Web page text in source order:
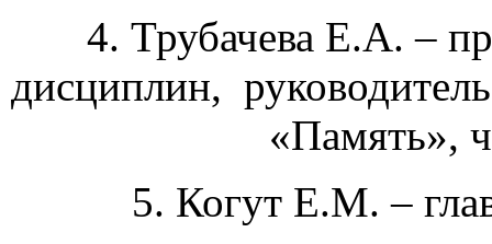
4. Трубачева Е.А. –
дисциплин,
«Память»,
5. Когут Е.М. –